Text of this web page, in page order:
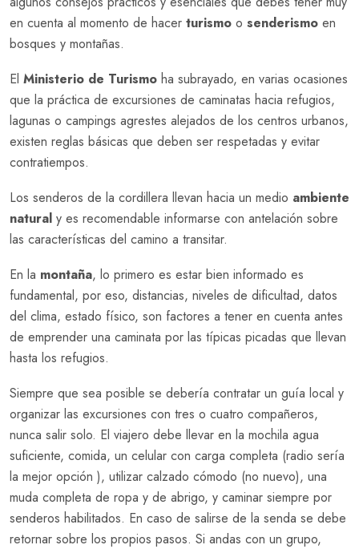
en cuenta al momento de hacer turismo o senderismo en
bosques y montañas.
El Ministerio de Turismo ha subrayado, en varias ocasiones
que la práctica de excursiones de caminatas hacia refugios,
lagunas o campings agrestes alejados de los centros urbanos,
existen reglas básicas que deben ser respetadas y evitar
contratiempos.
Los senderos de la cordillera llevan hacia un medio ambiente
natural y es recomendable informarse con antelación sobre
las características del camino a transitar.
En la montaña, lo primero es estar bien informado es
fundamental, por eso, distancias, niveles de dificultad, datos
del clima, estado físico, son factores a tener en cuenta antes
de emprender una caminata por las típicas picadas que llevan
hasta los refugios.
Siempre que sea posible se debería contratar un guía local y
organizar las excursiones con tres o cuatro compañeros,
nunca salir solo. El viajero debe llevar en la mochila agua
suficiente, comida, un celular con carga completa (radio sería
la mejor opción ), utilizar calzado cómodo (no nuevo), una
muda completa de ropa y de abrigo, y caminar siempre por
senderos habilitados. En caso de salirse de la senda se debe
retornar sobre los propios pasos. Si andas con un grupo,